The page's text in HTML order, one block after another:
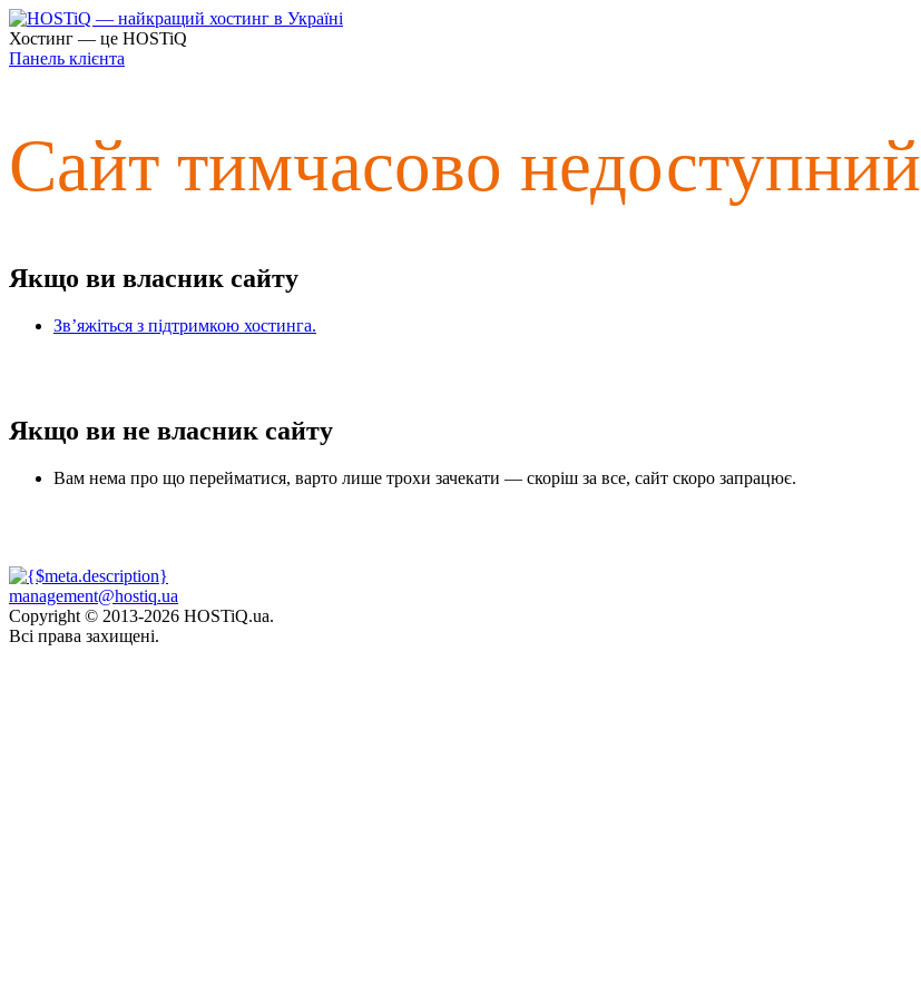
Хостинг — це HOSTiQ
Панель клієнта
Сайт тимчасово недоступний
Якщо ви власник сайту
Зв’яжіться з підтримкою хостинга.
Якщо ви не власник сайту
Вам нема про що перейматися, варто лише трохи зачекати — скоріш за все, сайт скоро запрацює.
management@hostiq.ua
Copyright © 2013-2026 HOSTiQ.ua.
Всі права захищені.